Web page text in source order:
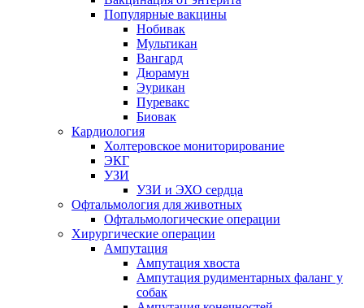
Популярные вакцины
Нобивак
Мультикан
Вангард
Дюрамун
Эурикан
Пуревакс
Биовак
Кардиология
Холтеровское мониторирование
ЭКГ
УЗИ
УЗИ и ЭХО сердца
Офтальмология для животных
Офтальмологические операции
Хирургические операции
Ампутация
Ампутация хвоста
Ампутация рудиментарных фаланг у
собак